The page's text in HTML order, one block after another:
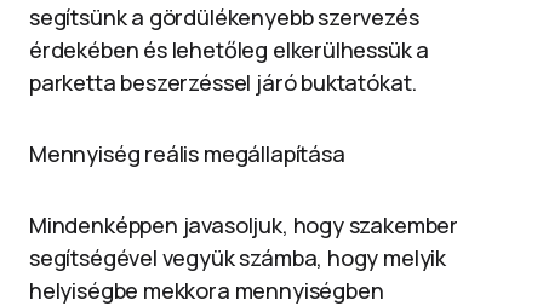
segítsünk a gördülékenyebb szervezés
érdekében és lehetőleg elkerülhessük a
parketta beszerzéssel járó buktatókat.
Mennyiség reális megállapítása
Mindenképpen javasoljuk, hogy szakember
segítségével vegyük számba, hogy melyik
helyiségbe mekkora mennyiségben